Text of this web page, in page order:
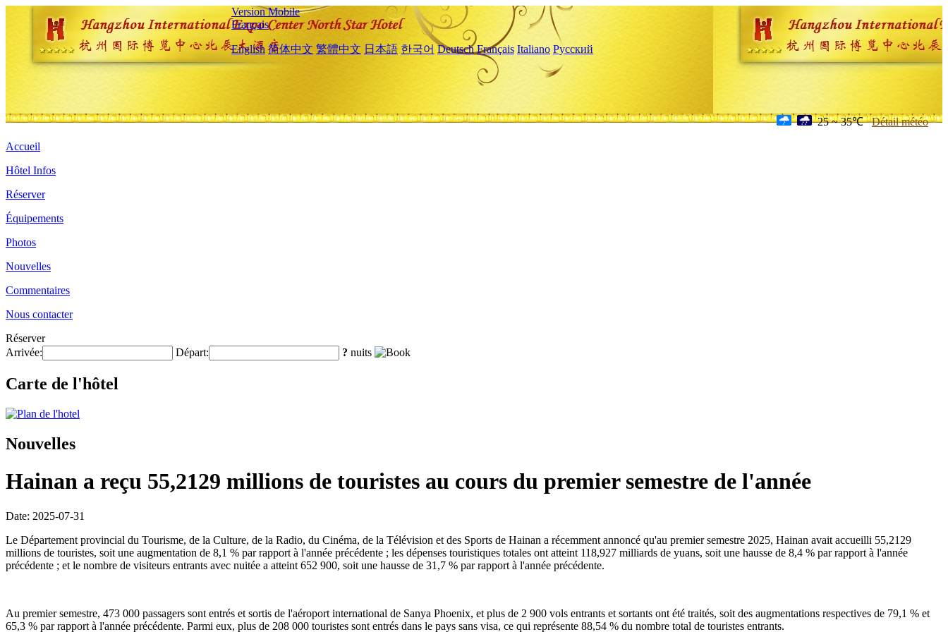
Version Mobile
Français
English 简体中文 繁體中文 日本語 한국어 Deutsch Français Italiano Русский
25 ~ 35℃ Détail météo
Accueil
Hôtel Infos
Réserver
Équipements
Photos
Nouvelles
Commentaires
Nous contacter
Réserver
Arrivée:
Départ: ? nuits
Carte de l'hôtel
Nouvelles
Hainan a reçu 55,2129 millions de touristes au cours du premier semestre de l'année
Date: 2025-07-31
Le Département provincial du Tourisme, de la Culture, de la Radio, du Cinéma, de la Télévision et des Sports de Hainan a récemment annoncé qu'au premier semestre 2025, Hainan avait accueilli 55,2129
millions de touristes, soit une augmentation de 8,1 % par rapport à l'année précédente ; les dépenses touristiques totales ont atteint 118,927 milliards de yuans, soit une hausse de 8,4 % par rapport à l'année
précédente ; et le nombre de visiteurs entrants avec nuitée a atteint 652 900, soit une hausse de 31,7 % par rapport à l'année précédente.
Au premier semestre, 473 000 passagers sont entrés et sortis de l'aéroport international de Sanya Phoenix, et plus de 2 900 vols entrants et sortants ont été traités, soit des augmentations respectives de 79,1 % et
65,3 % par rapport à l'année précédente. Parmi eux, plus de 208 000 touristes sont entrés dans le pays sans visa, ce qui représente 88,54 % du nombre total de touristes entrants.